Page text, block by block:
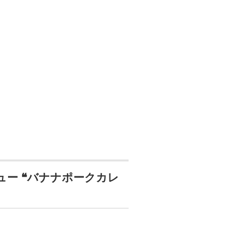
ー ❝バナナポークカレ